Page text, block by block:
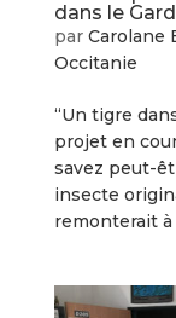
dans le
par Carolane
Occitanie
“Un tigre
projet en
savez peut-
insecte
remonterait